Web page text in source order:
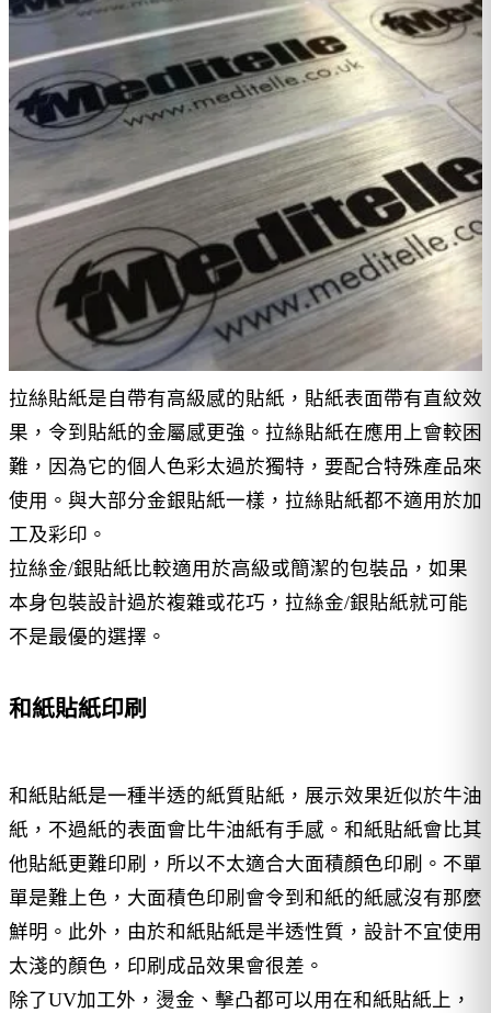
拉絲貼紙是自帶有高級感的貼紙，貼紙表面帶有直紋效
果，令到貼紙的金屬感更強。拉絲貼紙在應用上會較困
難，因為它的個人色彩太過於獨特，要配合特殊產品來
使用。與大部分金銀貼紙一樣，拉絲貼紙都不適用於加
工及彩印。
拉絲金/銀貼紙比較適用於高級或簡潔的包裝品，如果
本身包裝設計過於複雜或花巧，拉絲金/銀貼紙就可能
不是最優的選擇。
和紙貼紙印刷
和紙貼紙是一種半透的紙質貼紙，展示效果近似於牛油
紙，不過紙的表面會比牛油紙有手感。和紙貼紙會比其
他貼紙更難印刷，所以不太適合大面積顏色印刷。不單
單是難上色，大面積色印刷會令到和紙的紙感沒有那麼
鮮明。此外，由於和紙貼紙是半透性質，設計不宜使用
太淺的顏色，印刷成品效果會很差。
除了UV加工外，燙金、擊凸都可以用在和紙貼紙上，